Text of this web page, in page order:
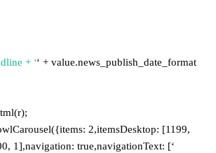
+ ‘‘ + value.news_publish_date_format
2,itemsDesktop: [1199,
1],navigation: true,navigationText: [‘